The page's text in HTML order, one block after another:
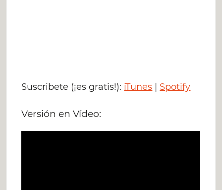
Suscribete (¡es gratis!): iTunes Spotify
Versión en Vídeo: